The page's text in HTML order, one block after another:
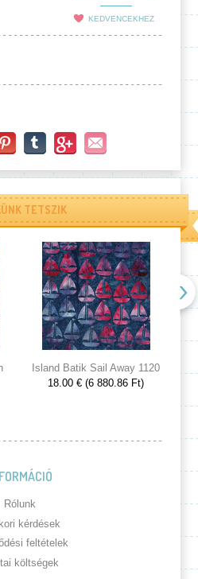
KEDVENCEKHEZ
TETSZIK
Island Batik Sail Away 1120
18.00 € (6 880.86 Ft)
Rólunk
kérdések
feltételek
költségek